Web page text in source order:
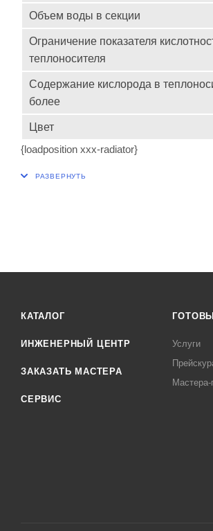
Объем воды в секции
Ограничение показателя
теплоносителя
Содержание кислорода в
более
Цвет
{loadposition xxx-radiator}
КАТАЛОГ
ИНЖЕНЕРНЫЙ ЦЕНТР
ЗАКАЗАТЬ МАСТЕРА
СЕРВИС
Услуги